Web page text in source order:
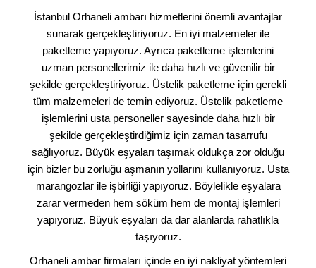
İstanbul Orhaneli ambarı hizmetlerini önemli avantajlar
sunarak gerçekleştiriyoruz. En iyi malzemeler ile
paketleme yapıyoruz. Ayrıca paketleme işlemlerini
uzman personellerimiz ile daha hızlı ve güvenilir bir
şekilde gerçekleştiriyoruz. Üstelik paketleme için gerekli
tüm malzemeleri de temin ediyoruz. Üstelik paketleme
işlemlerini usta personeller sayesinde daha hızlı bir
şekilde gerçekleştirdiğimiz için zaman tasarrufu
sağlıyoruz. Büyük eşyaları taşımak oldukça zor olduğu
için bizler bu zorluğu aşmanın yollarını kullanıyoruz. Usta
marangozlar ile işbirliği yapıyoruz. Böylelikle eşyalara
zarar vermeden hem söküm hem de montaj işlemleri
yapıyoruz. Büyük eşyaları da dar alanlarda rahatlıkla
taşıyoruz.
Orhaneli ambar firmaları içinde en iyi nakliyat yöntemleri